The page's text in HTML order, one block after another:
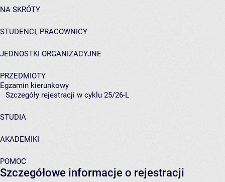
NA SKRÓTY
STUDENCI, PRACOWNICY
JEDNOSTKI ORGANIZACYJNE
PRZEDMIOTY
Egzamin kierunkowy
Szczegóły rejestracji w cyklu 25/26-L
STUDIA
AKADEMIKI
POMOC
Szczegółowe informacje o rejestracji